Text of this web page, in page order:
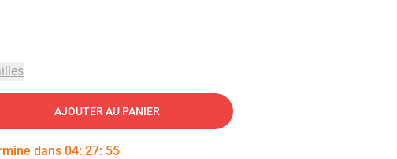
AJOUTER AU PANIER
dans 04: 27: 54